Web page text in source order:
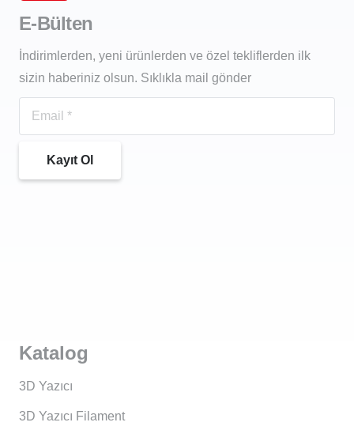
E-Bülten
İndirimlerden, yeni ürünlerden ve özel tekliflerden ilk
sizin haberiniz olsun. Sıklıkla mail gönder
Kayıt Ol
Katalog
3D Yazıcı
3D Yazıcı Filament